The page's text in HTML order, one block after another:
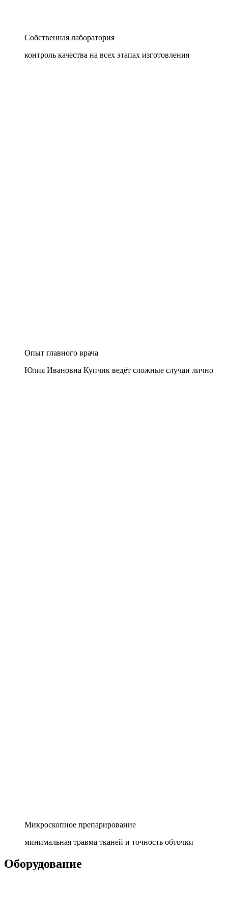
Собственная лаборатория
контроль качества на всех этапах изготовления
Опыт главного врача
Юлия Ивановна Купчик ведёт сложные случаи лично
Микроскопное препарирование
минимальная травма тканей и точность обточки
Оборудование